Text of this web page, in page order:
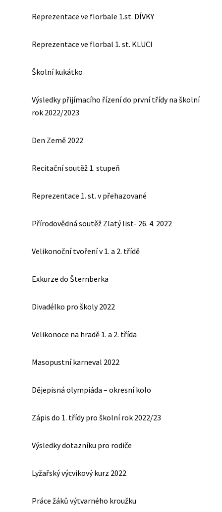
Reprezentace ve florbale 1.st. DÍVKY
Reprezentace ve florbal 1. st. KLUCI
Školní kukátko
Výsledky přijímacího řízení do první třídy na školní
rok 2022/2023
Den Země 2022
Recitační soutěž 1. stupeň
Reprezentace 1. st. v přehazované
Přírodovědná soutěž Zlatý list- 26. 4. 2022
Velikonoční tvoření v 1. a 2. třídě
Exkurze do Šternberka
Divadélko pro školy 2022
Velikonoce na hradě 1. a 2. třída
Masopustní karneval 2022
Dějepisná olympiáda – okresní kolo
Zápis do 1. třídy pro školní rok 2022/23
Výsledky dotazníku pro rodiče
Lyžařský výcvikový kurz 2022
Práce žáků výtvarného kroužku